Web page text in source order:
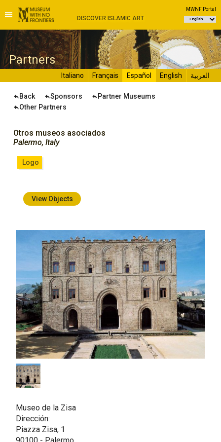
DISCOVER ISLAMIC ART
MWNF Portal
Partners
العربية English
Español
Français
Italiano
Back Sponsors
Partner Museums
Other Partners
Otros museos asociados
Palermo, Italy
Logo
View Objects
Museo de la Zisa
Dirección:
Piazza Zisa, 1